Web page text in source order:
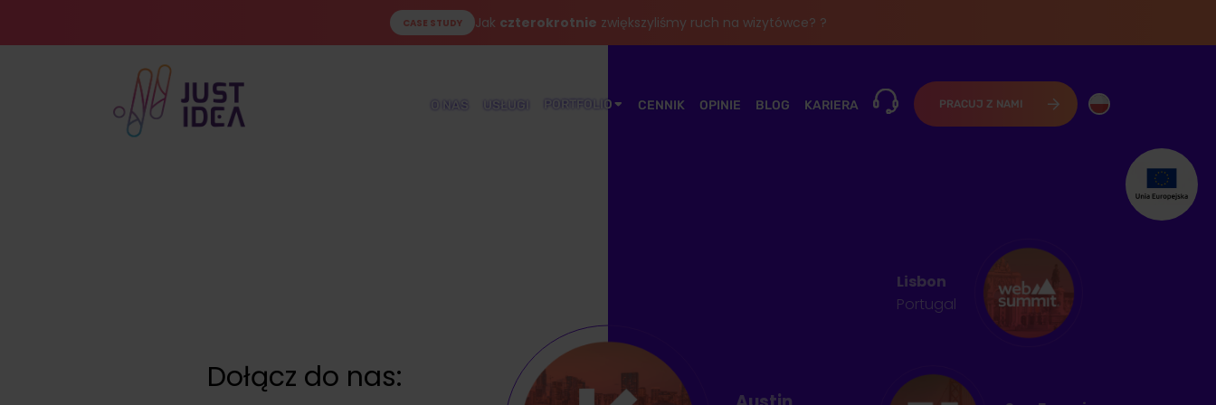
CASE STUDY Jak czterokrotnie zwiększyliśmy ruch na wizytówce? ?
O NAS USŁUGI PORTFOLIO CENNIK OPINIE BLOG KARIERA PRACUJ Z NAMI
Dołącz do nas:
Lisbon
Portugal